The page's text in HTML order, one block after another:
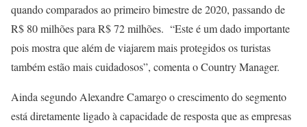
quando comparados ao primeiro bimestre de 2020, passando de
R$ 80 milhões para R$ 72 milhões. “Este é um dado importante
pois mostra que além de viajarem mais protegidos os turistas
também estão mais cuidadosos”, comenta o Country Manager.
Ainda segundo Alexandre Camargo o crescimento do segmento
está diretamente ligado à capacidade de resposta que as empresas